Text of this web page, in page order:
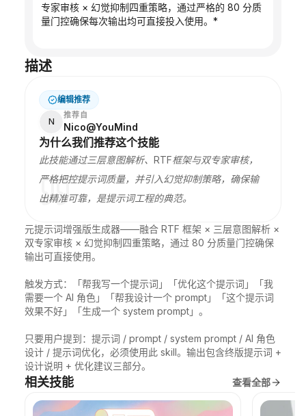
专家审核 × 幻觉抑制四重策略，通过严格的 80 分质
量门控确保每次输出均可直接投入使用。*
描述
编辑推荐
N
推荐自
Nico@YouMind
为什么我们推荐这个技能
此技能通过三层意图解析、RTF框架与双专家审核，
严格把控提示词质量，并引入幻觉抑制策略，确保输
出精准可靠，是提示词工程的典范。
元提示词增强版生成器——融合 RTF 框架 × 三层意图解析 ×
双专家审核 × 幻觉抑制四重策略，通过 80 分质量门控确保
输出可直接使用。
触发方式：「帮我写一个提示词」「优化这个提示词」「我
需要一个 AI 角色」「帮我设计一个 prompt」「这个提示词
效果不好」「生成一个 system prompt」。
只要用户提到：提示词 / prompt / system prompt / AI 角色
设计 / 提示词优化，必须使用此 skill。输出包含终版提示词 +
设计说明 + 优化建议三部分。
相关技能 查看全部